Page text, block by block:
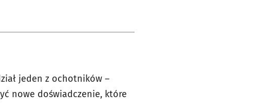
jeden z ochotników –
nowe doświadczenie, które